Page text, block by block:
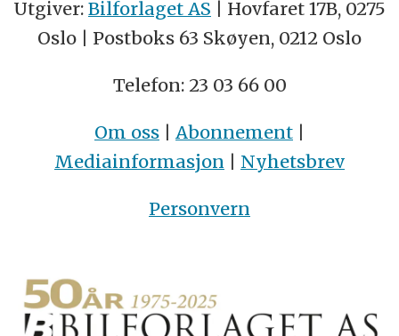
Utgiver: Bilforlaget AS | Hovfaret 17B, 0275
Oslo | Postboks 63 Skøyen, 0212 Oslo
Telefon: 23 03 66 00
Om oss | Abonnement |
Mediainformasjon | Nyhetsbrev
Personvern